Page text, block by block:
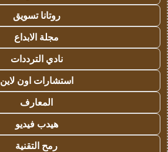
روتانا تسويق
مجلة الابداع
نادي الترددات
استشارات اون لاين
المعارف
هيدب فيديو
رمح التقنية